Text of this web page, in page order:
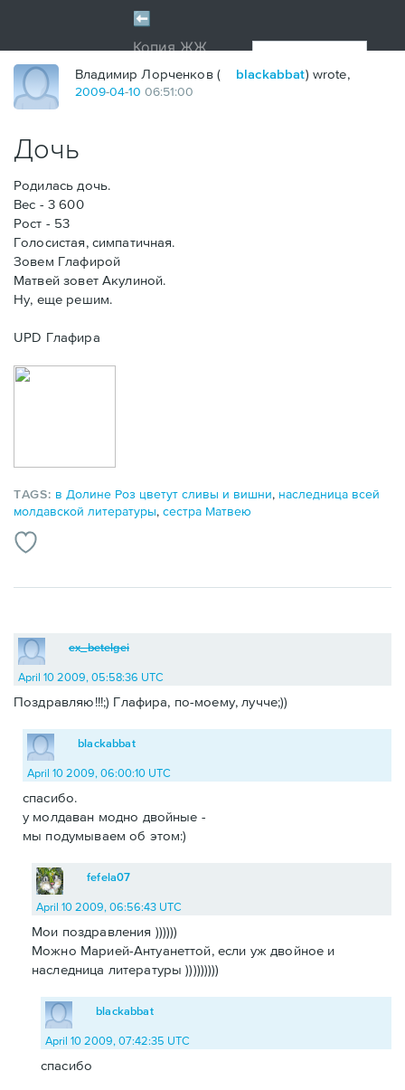
Владимир Лорченков ( blackabbat) wrote,
2009-04-10 06:51:00
Дочь
Родилась дочь.
Вес - 3 600
Рост - 53
Голосистая, симпатичная.
Зовем Глафирой
Матвей зовет Акулиной.
Ну, еще решим.
UPD Глафира
TAGS: в Долине Роз цветут сливы и вишни, наследница всей
молдавской литературы, сестра Матвею
ex_betelgei
April 10 2009, 05:58:36 UTC
Поздравляю!!!;) Глафира, по-моему, лучче;))
blackabbat
April 10 2009, 06:00:10 UTC
спасибо.
у молдаван модно двойные -
мы подумываем об этом:)
fefela07
April 10 2009, 06:56:43 UTC
Мои поздравления ))))))
Можно Марией-Антуанеттой, если уж двойное и
наследница литературы )))))))))
blackabbat
April 10 2009, 07:42:35 UTC
спасибо